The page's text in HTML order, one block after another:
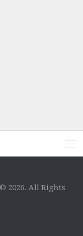
2026. All Rights